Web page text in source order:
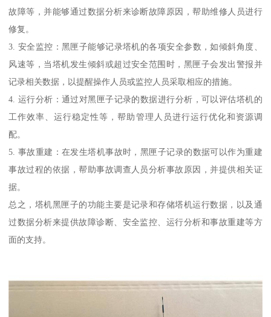
故障等，并能够通过数据分析来诊断故障原因，帮助维修人员进行
修复。
3. 安全监控：黑匣子能够记录塔机的各项安全参数，如倾斜角度、
风速等，当塔机发生倾斜或超过安全范围时，黑匣子会发出警报并
记录相关数据，以提醒操作人员或监控人员采取相应的措施。
4. 运行分析：通过对黑匣子记录的数据进行分析，可以评估塔机的
工作效率、运行稳定性等，帮助管理人员进行运行优化和资源调
配。
5. 事故重建：在发生塔机事故时，黑匣子记录的数据可以作为重建
事故过程的依据，帮助事故调查人员分析事故原因，并提供相关证
据。
总之，塔机黑匣子的功能主要是记录和存储塔机运行数据，以及通
过数据分析来提供故障诊断、安全监控、运行分析和事故重建等方
面的支持。